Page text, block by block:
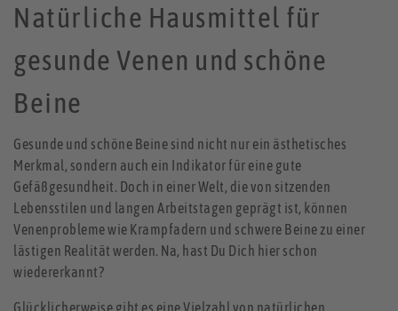
Natürliche Hausmittel für
gesunde Venen und schöne
Beine
Gesunde und schöne Beine sind nicht nur ein ästhetisches
Merkmal, sondern auch ein Indikator für eine gute
Gefäßgesundheit. Doch in einer Welt, die von sitzenden
Lebensstilen und langen Arbeitstagen geprägt ist, können
Venenprobleme wie Krampfadern und schwere Beine zu einer
lästigen Realität werden. Na, hast Du Dich hier schon
wiedererkannt?
Glücklicherweise gibt es eine Vielzahl von natürlichen